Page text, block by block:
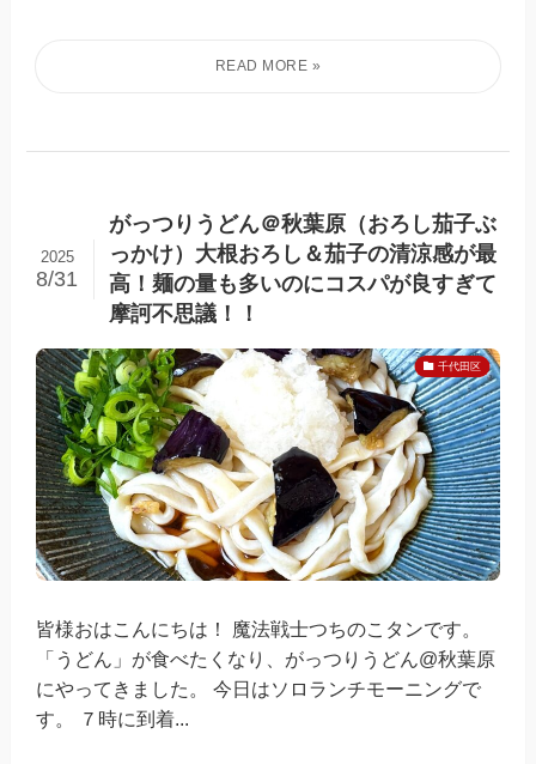
がっつりうどん＠秋葉原（おろし茄子ぶ
っかけ）大根おろし＆茄子の清涼感が最
高！麺の量も多いのにコスパが良すぎて
摩訶不思議！！
2025
8/31
千代田区
皆様おはこんにちは！ 魔法戦士つちのこタンです。
「うどん」が食べたくなり、がっつりうどん@秋葉原
にやってきました。 今日はソロランチモーニングで
す。 ７時に到着...